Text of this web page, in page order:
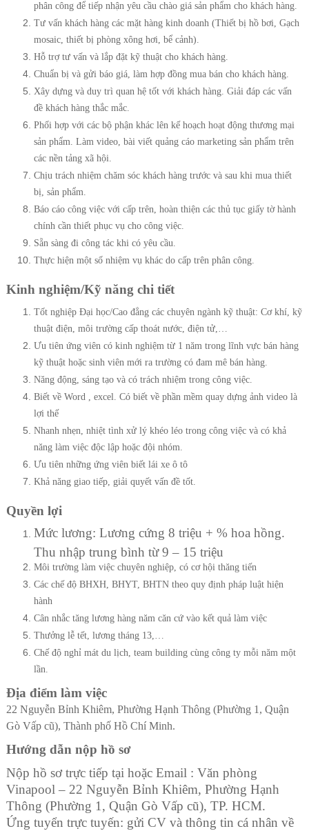
phân công để tiếp nhận yêu cầu chào giá sản phẩm cho khách hàng.
Tư vấn khách hàng các mặt hàng kinh doanh (Thiết bị hồ bơi, Gạch
mosaic, thiết bị phòng xông hơi, bể cảnh).
Hỗ trợ tư vấn và lắp đặt kỹ thuật cho khách hàng.
Chuẩn bị và gửi báo giá, làm hợp đồng mua bán cho khách hàng.
Xây dựng và duy trì quan hệ tốt với khách hàng. Giải đáp các vấn
đề khách hàng thắc mắc.
Phối hợp với các bộ phận khác lên kế hoạch hoạt động thương mại
sản phẩm. Làm video, bài viết quảng cáo marketing sản phẩm trên
các nền tảng xã hội.
Chịu trách nhiệm chăm sóc khách hàng trước và sau khi mua thiết
bị, sản phẩm.
Báo cáo công việc với cấp trên, hoàn thiện các thủ tục giấy tờ hành
chính cần thiết phục vụ cho công việc.
Sẵn sàng đi công tác khi có yêu cầu.
Thực hiện một số nhiệm vụ khác do cấp trên phân công.
Kinh nghiệm/Kỹ năng chi tiết
Tốt nghiệp Đại học/Cao đẳng các chuyên ngành kỹ thuật: Cơ khí, kỹ
thuật điện, môi trường cấp thoát nước, điện tử,…
Ưu tiên ứng viên có kinh nghiệm từ 1 năm trong lĩnh vực bán hàng
kỹ thuật hoặc sinh viên mới ra trường có đam mê bán hàng.
Năng động, sáng tạo và có trách nhiệm trong công việc.
Biết về Word , excel. Có biết về phần mềm quay dựng ảnh video là
lợi thế
Nhanh nhẹn, nhiệt tình xử lý khéo léo trong công việc và có khả
năng làm việc độc lập hoặc đội nhóm.
Ưu tiên những ứng viên biết lái xe ô tô
Khả năng giao tiếp, giải quyết vấn đề tốt.
Quyền lợi
Mức lương: Lương cứng 8 triệu + % hoa hồng.
Thu nhập trung bình từ 9 – 15 triệu
Môi trường làm việc chuyên nghiệp, có cơ hội thăng tiến
Các chế độ BHXH, BHYT, BHTN theo quy định pháp luật hiện
hành
Cân nhắc tăng lương hàng năm căn cứ vào kết quả làm việc
Thưởng lễ tết, lương tháng 13,…
Chế độ nghỉ mát du lịch, team building cùng công ty mỗi năm một
lần.
Địa điểm làm việc
22 Nguyễn Bỉnh Khiêm, Phường Hạnh Thông (Phường 1, Quận
Gò Vấp cũ), Thành phố Hồ Chí Minh.
Hướng dẫn nộp hồ sơ
Nộp hồ sơ trực tiếp tại hoặc Email : Văn phòng
Vinapool – 22 Nguyễn Bỉnh Khiêm, Phường Hạnh
Thông (Phường 1, Quận Gò Vấp cũ), TP. HCM.
Ứng tuyển trực tuyến: gửi CV và thông tin cá nhân về